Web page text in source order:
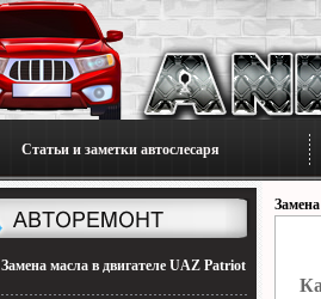
Статьи и заметки автослесаря
Замена масла в двигателе UAZ Patriot